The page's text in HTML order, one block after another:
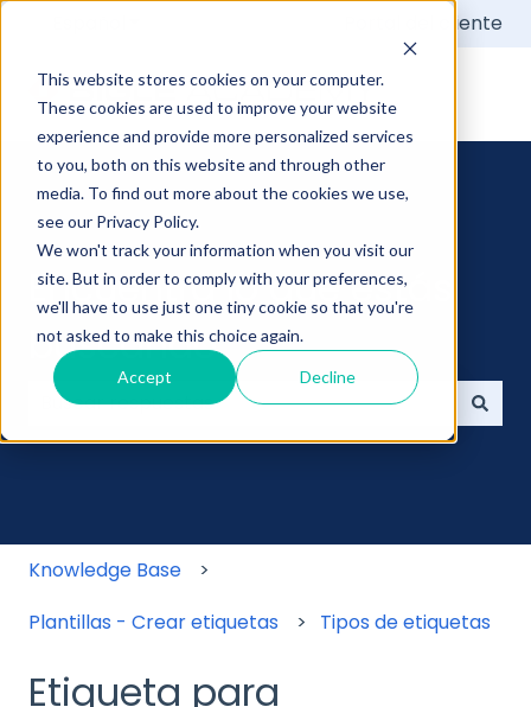
This website stores cookies on your computer.
These cookies are used to improve your website
experience and provide more personalized services
to you, both on this website and through other
media. To find out more about the cookies we use,
see our Privacy Policy.
We won't track your information when you visit our
site. But in order to comply with your preferences,
we'll have to use just one tiny cookie so that you're
not asked to make this choice again.
Accept Decline
Traducciones de Mostrar submenú de
Portal del cliente
Encuentra lo que estás
buscando
No hay sugerencias porque el campo de
Knowledge Base
Plantillas - Crear etiquetas
Tipos de etiquetas
Etiqueta para